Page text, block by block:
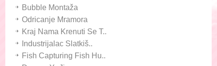
Bubble Montaža
Odricanje Mramora
Kraj Nama Krenuti Se T..
Industrijalac Slatkiš..
Fish Capturing Fish Hu..